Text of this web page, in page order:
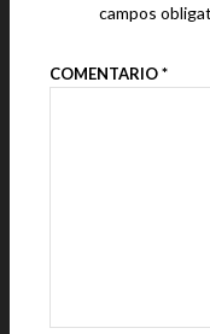
campos
COMENTARIO*